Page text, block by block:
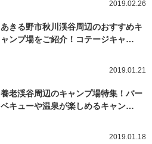
2019.02.26
あきる野市秋川渓谷周辺のおすすめキ
ャンプ場をご紹介！コテージキャ…
2019.01.21
養老渓谷周辺のキャンプ場特集！バー
ベキューや温泉が楽しめるキャン…
2019.01.18